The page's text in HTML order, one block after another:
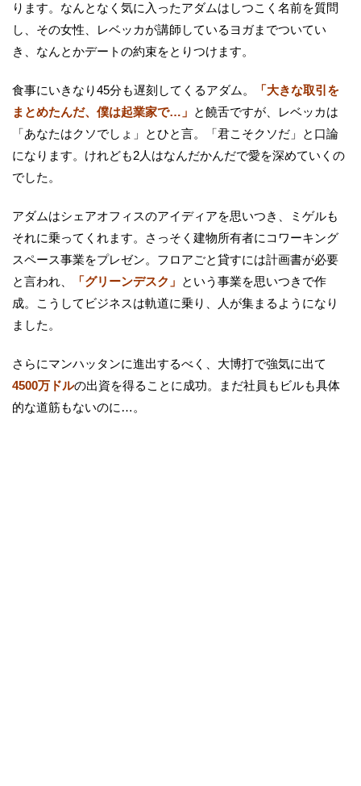
ります。なんとなく気に入ったアダムはしつこく名前を質問
し、その女性、レベッカが講師しているヨガまでついてい
き、なんとかデートの約束をとりつけます。
食事にいきなり45分も遅刻してくるアダム。
「大きな取引を
まとめたんだ、僕は起業家で…」 と饒舌ですが、レベッカは
「あなたはクソでしょ」とひと言。「君こそクソだ」と口論
になります。けれども2人はなんだかんだで愛を深めていくの
でした。
アダムはシェアオフィスのアイディアを思いつき、ミゲルも
それに乗ってくれます。さっそく建物所有者にコワーキング
スペース事業をプレゼン。フロアごと貸すには計画書が必要
と言われ、
「グリーンデスク」 という事業を思いつきで作
成。こうしてビジネスは軌道に乗り、人が集まるようになり
ました。
さらにマンハッタンに進出するべく、大博打で強気に出て
4500万ドルの出資を得ることに成功。まだ社員もビルも具体
的な道筋もないのに…。